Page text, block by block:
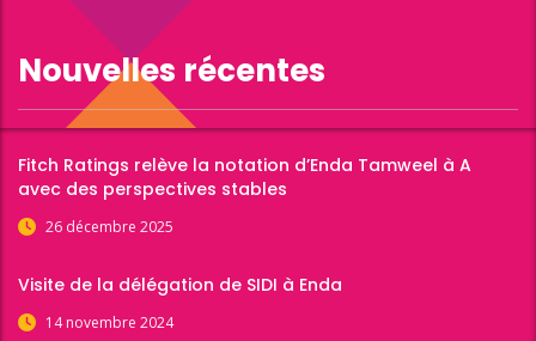
Nouvelles récentes
Fitch Ratings relève la notation d’Enda Tamweel à A
avec des perspectives stables
26 décembre 2025
Visite de la délégation de SIDI à Enda
14 novembre 2024